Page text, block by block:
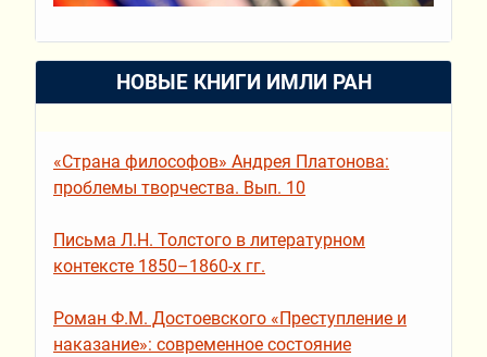
НОВЫЕ КНИГИ ИМЛИ РАН
«Страна философов» Андрея Платонова:
проблемы творчества. Вып. 10
Письма Л.Н. Толстого в литературном
контексте 1850–1860-х гг.
Роман Ф.М. Достоевского «Преступление и
наказание»: современное состояние